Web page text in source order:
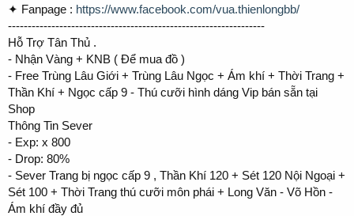
✦ Fanpage : https://www.facebook.com/vua.thienlongbb/
-----------------------------------------------------------------
Hỗ Trợ Tân Thủ .
- Nhận Vàng + KNB ( Để mua đồ )
- Free Trùng Lâu Giới + Trùng Lâu Ngọc + Ám khí + Thời Trang +
Thần Khí + Ngọc cấp 9 - Thú cưỡi hình dáng Vip bán sẵn tại
Shop
Thông Tin Sever
- Exp: x 800
- Drop: 80%
- Sever Trang bị ngọc cấp 9 , Thần Khí 120 + Sét 120 Nội Ngoại +
Sét 100 + Thời Trang thú cưỡi môn phái + Long Văn - Võ Hồn -
Ám khí đầy đủ